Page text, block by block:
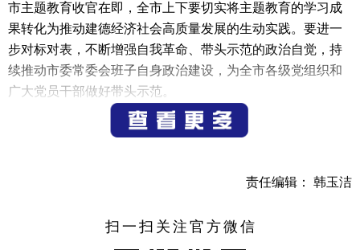
市主题教育收官在即，全市上下要切实将主题教育的学习成
果转化为推动建德经济社会高质量发展的生动实践。要进一
步对标对表，不断增强自我革命、带头示范的政治自觉，持
续推动市委常委会班子自身政治建设，为全市各级党组织和
广大党员干部做好带头示范。
会议强调，要深入学习贯彻习近平总书记对“三农”工作
工程”，牢牢守住粮食安全底线，聚焦强村富民乡村集成改
责任编辑： 韩玉洁
扫一扫关注官方微信